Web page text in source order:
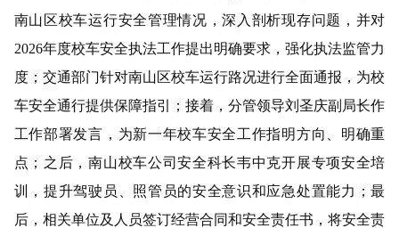
南山区校车运行安全管理情况，深入剖析现存问题，并对
2026年度校车安全执法工作提出明确要求，强化执法监管力
度；交通部门针对南山区校车运行路况进行全面通报，为校
车安全通行提供保障指引；接着，分管领导刘圣庆副局长作
工作部署发言，为新一年校车安全工作指明方向、明确重
点；之后，南山校车公司安全科长韦中克开展专项安全培
训，提升驾驶员、照管员的安全意识和应急处置能力；最
后，相关单位及人员签订经营合同和安全责任书，将安全责